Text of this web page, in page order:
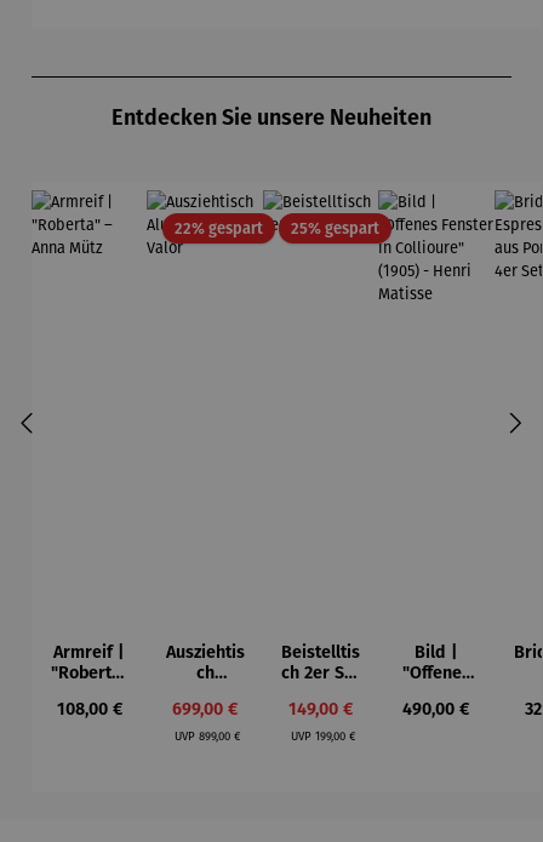
Entdecken Sie unsere Neuheiten
Armreif |
"Roberta"
Mütz
Regulärer Preis:
108,00 €
22% gespartRabatt
Ausziehtis
ch
– Valor
Verkaufspreis:
699,00 €
UVPRegulärer Preis:
899,00 €
25% gespartRabatt
Beistelltis
ch 2er Set
Verkaufspreis:
149,00 €
UVP Regulärer Preis:
199,00 €
Bild |
"Offenes
Collioure"
Regulärer Preis:
490,00 €